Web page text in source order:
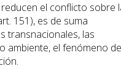
el conflicto sobre
151), es de suma
transnacionales, las
ambiente, el fenómeno de